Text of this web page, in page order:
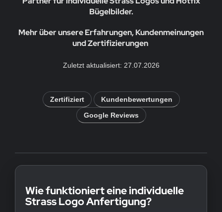
Bügelbilder.
Mehr über unsere Erfahrungen, Kundenmeinungen
und Zertifizierungen
Zuletzt aktualisiert: 27.07.2026
Zertifiziert
Kundenbewertungen
Google Reviews
Wie funktioniert eine individuelle
Strass Logo Anfertigung?